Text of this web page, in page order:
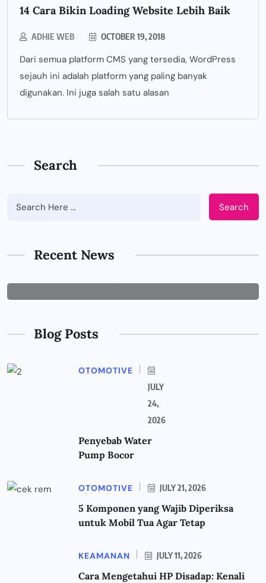
14 Cara Bikin Loading Website Lebih Baik
ADHIE WEB OCTOBER 19, 2018
Dari semua platform CMS yang tersedia, WordPress
sejauh ini adalah platform yang paling banyak
digunakan. Ini juga salah satu alasan
Search
Search
Recent News
Tepat untuk Perusahaan
Blog Posts
OTOMOTIVE
JULY
24,
2026
Penyebab Water
Pump Bocor
OTOMOTIVE JULY 21, 2026
5 Komponen yang Wajib Diperiksa
untuk Mobil Tua Agar Tetap
KEAMANAN JULY 11, 2026
Cara Mengetahui HP Disadap: Kenali